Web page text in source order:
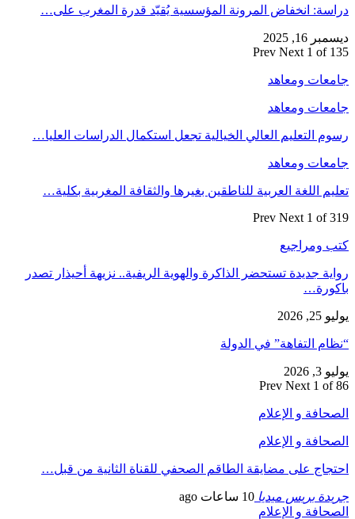
انخفاض المرونة المؤسسية يُقيّد قدرة المغرب على…
16, 2025
PrevNext 1 of
ومعاهد
ومعاهد
التعليم العالي الخيالية تجعل استكمال الدراسات العليا…
ومعاهد
اللغة العربية للناطقين بغيرها والثقافة المغربية بكلية…
PrevNext1 of
ومراجيع
جديدة تستحضر الذاكرة والهوية الريفية.. نزيهة أحيذار تصدر
التفاهة” في الدولة
PrevNext1
و الإعلام
و الإعلام
على مضايقة الطاقم الصحفي للقناة الثانية من قبل…
بريس ميديا10 ساعات ago
و الإعلام